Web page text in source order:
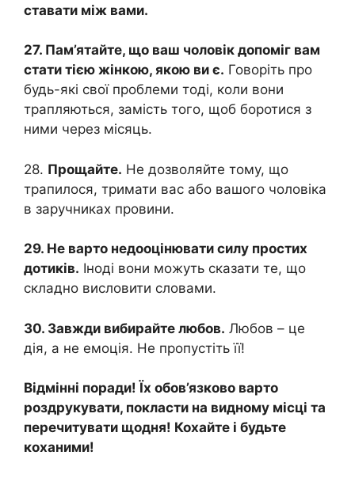
ставати між вами.
27. Пам’ятайте, що ваш чоловік допоміг вам
стати тією жінкою, якою ви є. Говоріть про
будь-які свої проблеми тоді, коли вони
трапляються, замість того, щоб боротися з
ними через місяць.
28. Прощайте. Не дозволяйте тому, що
трапилося, тримати вас або вашого чоловіка
в заручниках провини.
29. Не варто недооцінювати силу простих
дотиків. Іноді вони можуть сказати те, що
складно висловити словами.
30. Завжди вибирайте любов. Любов – це
дія, а не емоція. Не пропустіть її!
Відмінні поради! Їх обов’язково варто
роздрукувати, покласти на видному місці та
перечитувати щодня! Кохайте і будьте
коханими!